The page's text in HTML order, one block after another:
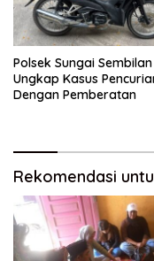
Polsek Sungai Sembilan
Ungkap Kasus
Dengan Pemberatan
Rekomendasi